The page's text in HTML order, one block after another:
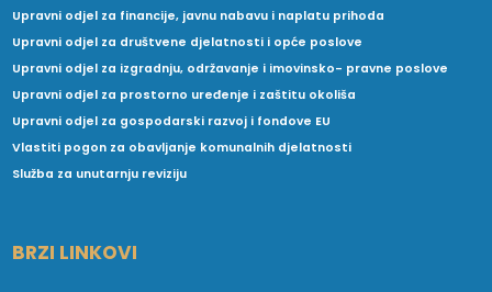
Upravni odjel za financije, javnu nabavu i naplatu prihoda
Upravni odjel za društvene djelatnosti i opće poslove
Upravni odjel za izgradnju, održavanje i imovinsko- pravne poslove
Upravni odjel za prostorno uređenje i zaštitu okoliša
Upravni odjel za gospodarski razvoj i fondove EU
Vlastiti pogon za obavljanje komunalnih djelatnosti
Služba za unutarnju reviziju
BRZI LINKOVI